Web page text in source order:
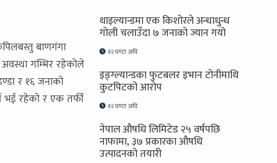
बाणगंगा
गम्भिर रहेकोले
र १६ जनाको
भई रहेको र एक तर्फी
थाइल्यान्डमा एक किशोरले अन्धाधुन्ध
गोली चलाउँदा ७ जनाको ज्यान गयो
१२ घण्टा अघि
इङ्ग्ल्यान्डका फुटबलर इभान टोनीमाथि
कुटपिटको आरोप
१२ घण्टा अघि
नेपाल औषधि लिमिटेड २५ वर्षपछि
नाफामा, ३७ प्रकारका औषधि
उत्पादनको तयारी